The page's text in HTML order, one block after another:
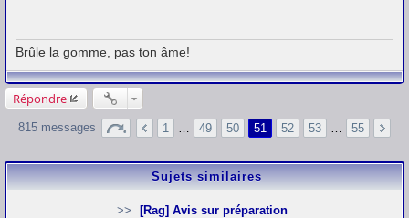
g
e
Brûle la gomme, pas ton âme!
Répondre
815 messages 1 49 50 51 52 53 55
Sujets similaires
[Rag] Avis sur préparation